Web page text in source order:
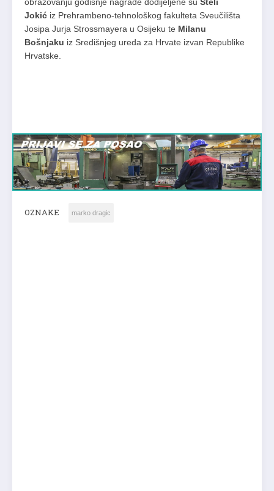
Jokić iz Prehrambeno-tehnološkog fakulteta Sveučilišta
Josipa Jurja Strossmayera u Osijeku te Milanu
Bošnjaku iz Središnjeg ureda za Hrvate izvan Republike
Hrvatske.
OZNAKE marko dragic